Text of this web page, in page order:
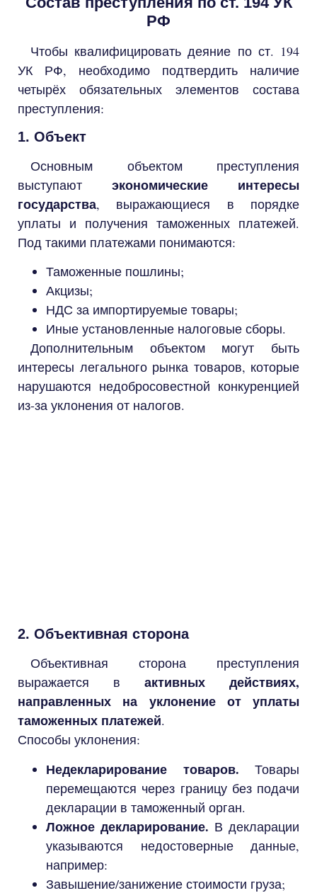
РФ
Чтобы квалифицировать деяние по ст. 194
УК РФ, необходимо подтвердить наличие
четырёх обязательных элементов состава
преступления:
1. Объект
Основным объектом преступления
выступают экономические интересы
государства, выражающиеся в порядке
уплаты и получения таможенных платежей.
Под такими платежами понимаются:
Таможенные пошлины;
Акцизы;
НДС за импортируемые товары;
Иные установленные налоговые сборы.
Дополнительным объектом могут быть
интересы легального рынка товаров, которые
нарушаются недобросовестной конкуренцией
из-за уклонения от налогов.
2. Объективная сторона
Объективная сторона преступления
выражается в активных действиях,
направленных на уклонение от уплаты
таможенных платежей.
Способы уклонения:
Недекларирование товаров. Товары
перемещаются через границу без подачи
декларации в таможенный орган.
Ложное декларирование. В декларации
указываются недостоверные данные,
например:
Завышение/занижение стоимости груза;